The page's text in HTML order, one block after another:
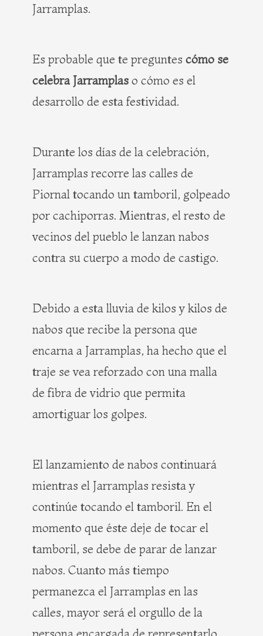
Jarramplas.
Es probable que te preguntes cómo se
celebra Jarramplas o cómo es el
desarrollo de esta festividad.
Durante los días de la celebración,
Jarramplas recorre las calles de
Piornal tocando un tamboril, golpeado
por cachiporras. Mientras, el resto de
vecinos del pueblo le lanzan nabos
contra su cuerpo a modo de castigo.
Debido a esta lluvia de kilos y kilos de
nabos que recibe la persona que
encarna a Jarramplas, ha hecho que el
traje se vea reforzado con una malla
de fibra de vidrio que permita
amortiguar los golpes.
El lanzamiento de nabos continuará
mientras el Jarramplas resista y
continúe tocando el tamboril. En el
momento que éste deje de tocar el
tamboril, se debe de parar de lanzar
nabos. Cuanto más tiempo
permanezca el Jarramplas en las
calles, mayor será el orgullo de la